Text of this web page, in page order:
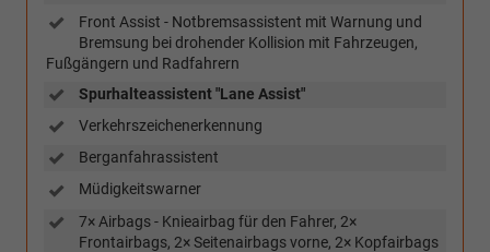
Front Assist - Notbremsassistent mit Warnung und
Bremsung bei drohender Kollision mit Fahrzeugen,
Fußgängern und Radfahrern
Spurhalteassistent "Lane Assist"
Verkehrszeichenerkennung
Berganfahrassistent
Müdigkeitswarner
7× Airbags - Knieairbag für den Fahrer, 2×
Frontairbags, 2× Seitenairbags vorne, 2× Kopfairbags